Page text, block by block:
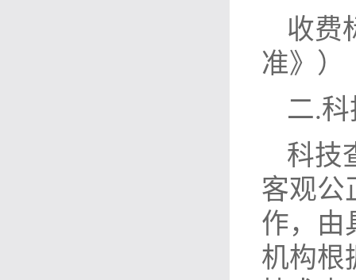
收费
准》）
二.
科技
客观公
作，由
机构根